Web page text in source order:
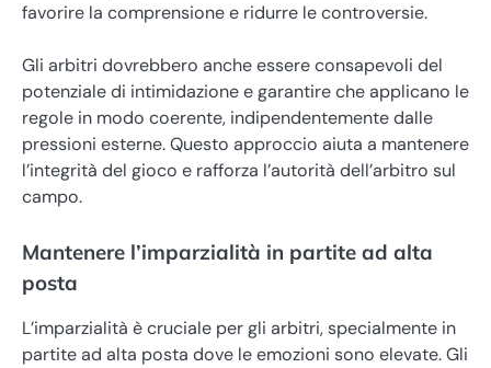
favorire la comprensione e ridurre le controversie.
Gli arbitri dovrebbero anche essere consapevoli del
potenziale di intimidazione e garantire che applicano le
regole in modo coerente, indipendentemente dalle
pressioni esterne. Questo approccio aiuta a mantenere
l’integrità del gioco e rafforza l’autorità dell’arbitro sul
campo.
Mantenere l’imparzialità in partite ad alta
posta
L’imparzialità è cruciale per gli arbitri, specialmente in
partite ad alta posta dove le emozioni sono elevate. Gli